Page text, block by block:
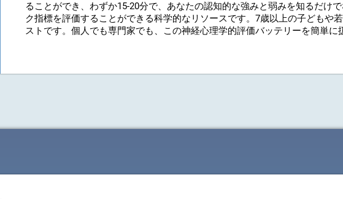
ることができ、わずか15-20分で、あなたの認知的な強みと弱みを知るだけ
ク指標を評価することができる科学的なリソースです。7歳以上の子どもや
ストです。個人でも専門家でも、この神経心理学的評価バッテリーを簡単に